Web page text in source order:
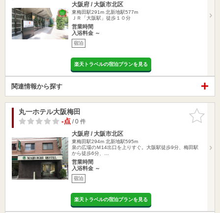
大阪府 / 大阪市北区
東梅田駅291m 北新地駅577m
ＪＲ「大阪駅」徒歩１０分
営業時間
入浴料金 ～
宿泊
楽天トラベルの宿泊プランを見る
関連情報から探す
お気に入
りに追加
丸一ホテル大阪梅田
-点/ 0 件
大阪府 / 大阪市北区
東梅田駅294m 北新地駅595m
泉の広場のＭ14出口を上りすぐ。大阪駅徒歩9分、梅田駅
から徒歩6分、…
営業時間
入浴料金 ～
宿泊
楽天トラベルの宿泊プランを見る